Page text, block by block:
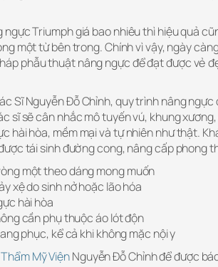
ngực Triumph giá bao nhiêu thì hiệu quả
một từ bên trong. Chính vì vậy, ngày
phẫu thuật nâng ngực để đạt được vẻ
Sĩ Nguyễn Đỗ Chỉnh, quy trình nâng
sĩ sẽ cân nhắc mô tuyến vú, khung
hài hòa, mềm mại và tự nhiên như thật.
tái sinh đường cong, nâng cấp phong
một theo dáng mong muốn
xệ do sinh nở hoặc lão hóa
hài hòa
cần phụ thuộc áo lót độn
phục, kể cả khi không mặc nội y
Thẩm Mỹ ViệnNguyễn Đỗ Chỉnh để được